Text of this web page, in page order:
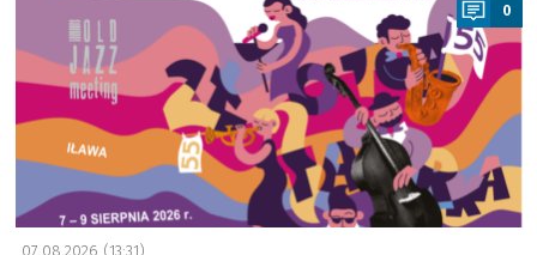
0
07.08.2026 (13:31)